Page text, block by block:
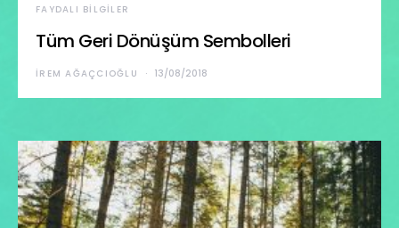
FAYDALI BILGILER
Tüm Geri Dönüşüm Sembolleri
İREM AĞAÇCIOĞLU 13/08/2018